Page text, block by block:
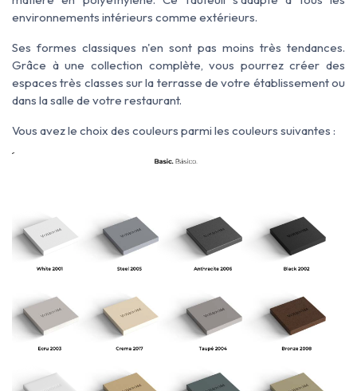
environnements intérieurs comme extérieurs.
Ses formes classiques n'en sont pas moins très tendances.
Grâce à une collection complète, vous pourrez créer des
espaces très classes sur la terrasse de votre établissement ou
dans la salle de votre restaurant.
Vous avez le choix des couleurs parmi les couleurs suivantes :